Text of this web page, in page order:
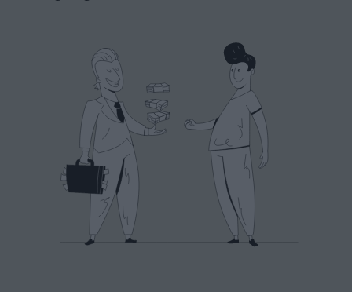
Blog
Kontaktieren
Rechtlicher
Handels-
Gesellschaftsrecht
Erbschaft
Schritten
abwickeln